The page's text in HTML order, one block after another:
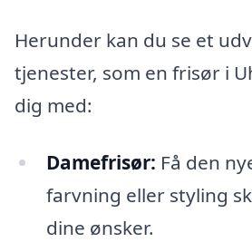
Herunder kan du se et
tjenester, som en frisør i
dig med:
Damefrisør: Få den
farvning eller styling
dine ønsker.